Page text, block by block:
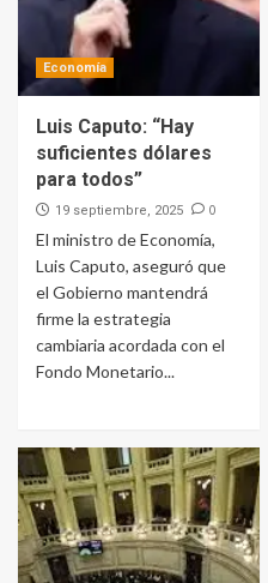
Economía
Luis Caputo: “Hay
suficientes dólares
para todos”
19 septiembre, 2025 0
El ministro de Economía,
Luis Caputo, aseguró que
el Gobierno mantendrá
firme la estrategia
cambiaria acordada con el
Fondo Monetario...